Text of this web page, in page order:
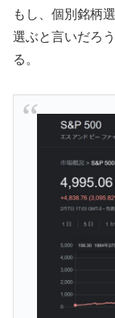
もし、個別銘柄
選ぶと言いだろ
る。